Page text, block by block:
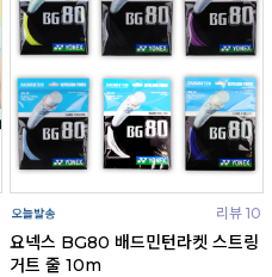
리뷰 10
요넥스 BG80 배드민턴라켓 스트링
거트 줄 10m